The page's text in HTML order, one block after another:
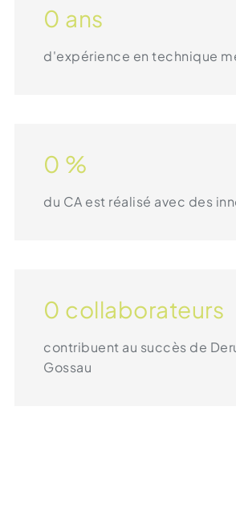
0 ans
d'expérience en technique
0 %
du CA est réalisé avec des
0 collaborateurs
contribuent au succès de
Gossau